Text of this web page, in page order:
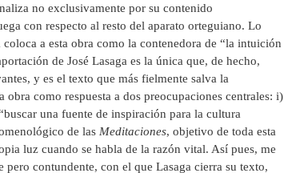
no exclusivamente por su contenido
con respecto al resto del aparato orteguiano. Lo
coloca a esta obra como la contenedora de “la intuición
de José Lasaga es la única que, de hecho,
y es el texto que más fielmente salva la
como respuesta a dos preocupaciones centrales: i)
una fuente de inspiración para la cultura
de las Meditaciones, objetivo de toda esta
luz cuando se habla de la razón vital. Así pues, me
contundente, con el que Lasaga cierra su texto,